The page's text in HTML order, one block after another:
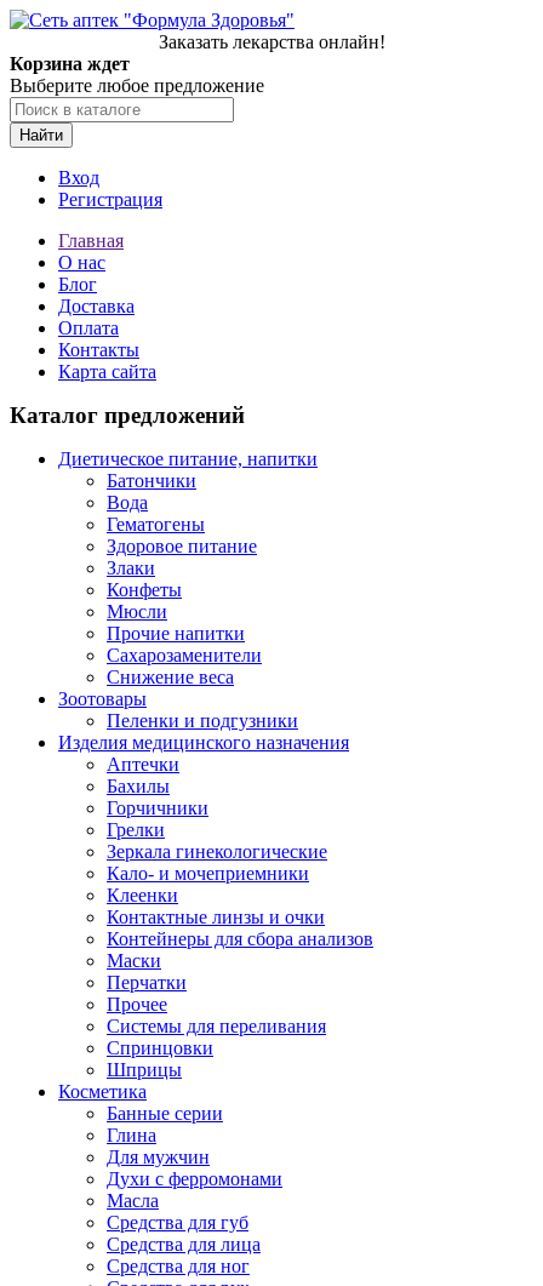
Заказать лекарства онлайн!
Корзина ждет
Выберите любое предложение
Найти
Вход
Регистрация
Главная
О нас
Блог
Доставка
Оплата
Контакты
Карта сайта
Каталог предложений
Диетическое питание, напитки
Батончики
Вода
Гематогены
Здоровое питание
Злаки
Конфеты
Мюсли
Прочие напитки
Сахарозаменители
Снижение веса
Зоотовары
Пеленки и подгузники
Изделия медицинского назначения
Аптечки
Бахилы
Горчичники
Грелки
Зеркала гинекологические
Кало- и мочеприемники
Клеенки
Контактные линзы и очки
Контейнеры для сбора анализов
Маски
Перчатки
Прочее
Системы для переливания
Спринцовки
Шприцы
Косметика
Банные серии
Глина
Для мужчин
Духи с ферромонами
Масла
Средства для губ
Средства для лица
Средства для ног